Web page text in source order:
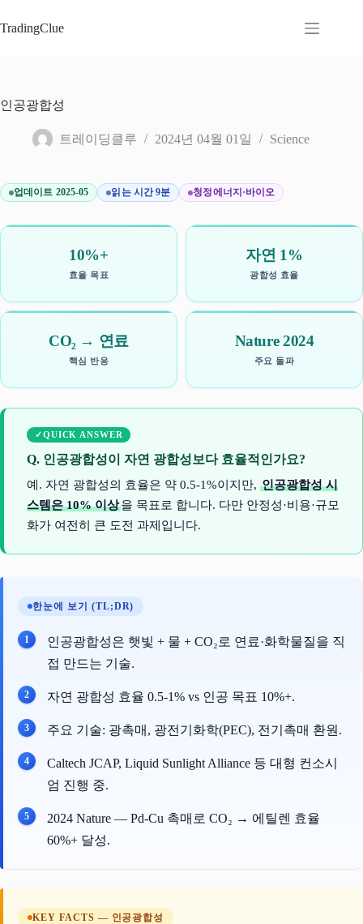
문
뛰
TradingClue
인공광합성
트레이딩클루 2024년 04월 01일 Science
업데이트 2025-05 읽는 시간 9분 청정에너지·바이오
10%+
효율 목표
자연 1%
광합성 효율
CO₂ → 연료
핵심 반응
Nature 2024
주요 돌파
QUICK ANSWER
Q. 인공광합성이 자연 광합성보다 효율적인가요?
예. 자연 광합성의 효율은 약 0.5-1%이지만, 인공광합성 시
스템은 10% 이상을 목표로 합니다. 다만 안정성·비용·규모
화가 여전히 큰 도전 과제입니다.
한눈에 보기 (TL;DR)
인공광합성은 햇빛 + 물 + CO₂로 연료·화학물질을 직
접 만드는 기술.
자연 광합성 효율 0.5-1% vs 인공 목표 10%+.
주요 기술: 광촉매, 광전기화학(PEC), 전기촉매 환원.
Caltech JCAP, Liquid Sunlight Alliance 등 대형 컨소시
엄 진행 중.
2024 Nature — Pd-Cu 촉매로 CO₂ → 에틸렌 효율
60%+ 달성.
KEY FACTS — 인공광합성